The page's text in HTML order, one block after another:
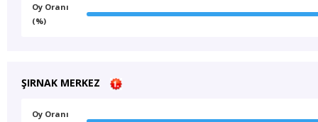
Oy Oranı
(%)
ŞIRNAK MERKEZ
Oy Oranı